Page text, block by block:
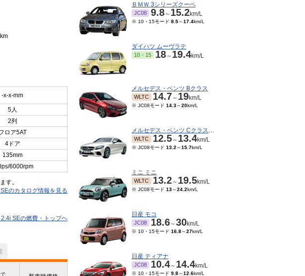
km
-x-x-mm
5人
2列
ロア5AT
4ドア
135mm
6000rpm
す。
のカタログ情報を見る
SEの燃費・トップヘ
ＢＭＷ 3シリーズクーペ
JC08 9.8～ 15.2km/L
※ 10・15モード 8.5～17.4km/L
ダイハツ ムーヴラテ
10・15 18～ 19.4km/L
メルセデス・ベンツ Bクラス
WLTC 14.7～ 19km/L
※ JC08モード 14.3～20km/L
メルセデス・ベンツ Cクラスクーペ
WLTC 12.5～ 13.4km/L
※ JC08モード 13.2 ～15.7km/L
ミニ ミニ
WLTC 13.2～ 19.5km/L
※ JC08モード 13～24.2km/L
日産 モコ
JC08 18.6～30km/L
※ 10・15モード 16.8～27km/L
日産 ティアナ
JC08 10.4～ 14.4km/L
※ 10・15モード 9.8～12.6km/L